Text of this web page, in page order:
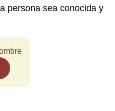
persona sea conocida y